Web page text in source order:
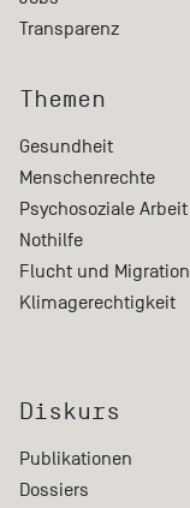
Transparenz
Themen
Gesundheit
Menschenrechte
Psychosoziale Arbeit
Nothilfe
Flucht und Migration
Klimagerechtigkeit
Diskurs
Publikationen
Dossiers